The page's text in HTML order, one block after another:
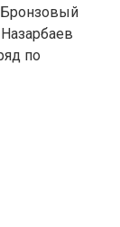
Бронзовый
по